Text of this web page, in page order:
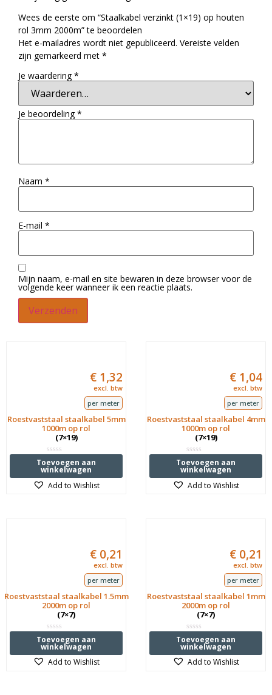
Wees de eerste om “Staalkabel verzinkt (1×19) op houten
rol 3mm 2000m” te beoordelen
Het e-mailadres wordt niet gepubliceerd. Vereiste velden
zijn gemarkeerd met *
Je waardering*
Je beoordeling*
Naam *
E-mail *
Mijn naam, e-mail en site bewaren in deze browser voor de
volgende keer wanneer ik een reactie plaats.
Roestvaststaal staalkabel 5mm
1000m op rol
(7×19)
Waardering
0
uit
5
€ 1,32
excl. btw
per meter
Toevoegen aan
winkelwagen
Add to Wishlist
Roestvaststaal staalkabel 4mm
1000m op rol
(7×19)
Waardering
0
uit
5
€ 1,04
excl. btw
per meter
Toevoegen aan
winkelwagen
Add to Wishlist
Roestvaststaal staalkabel 1.5mm
2000m op rol
(7×7)
Waardering
0
uit
5
€ 0,21
excl. btw
per meter
Toevoegen aan
winkelwagen
Add to Wishlist
Roestvaststaal staalkabel 1mm
2000m op rol
(7×7)
Waardering
0
uit
5
€ 0,21
excl. btw
per meter
Toevoegen aan
winkelwagen
Add to Wishlist